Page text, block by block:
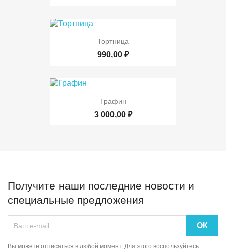
Тортница
990,00 ₽
Графин
3 000,00 ₽
Получите наши последние новости и
специальные предложения
Вы можете отписаться в любой момент. Для этого воспользуйтесь